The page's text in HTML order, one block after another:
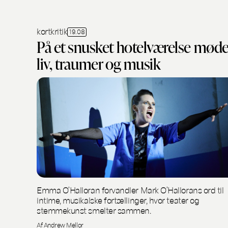
kortkritik 19.08
På et snusket hotelværelse
liv, traumer og musik
Emma O’Halloran forvandler Mark O’Hallorans ord til
intime, musikalske fortællinger, hvor teater og
stemmekunst smelter sammen.
Af Andrew Mellor